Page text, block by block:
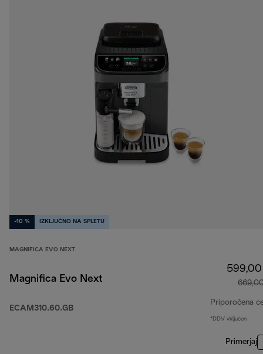
-10 % IZKLJUČNO NA SPLETU
MAGNIFICA EVO NEXT
Magnifica Evo Next
ECAM310.60.GB
Priporočena
*DDV vključen
Primerjaj